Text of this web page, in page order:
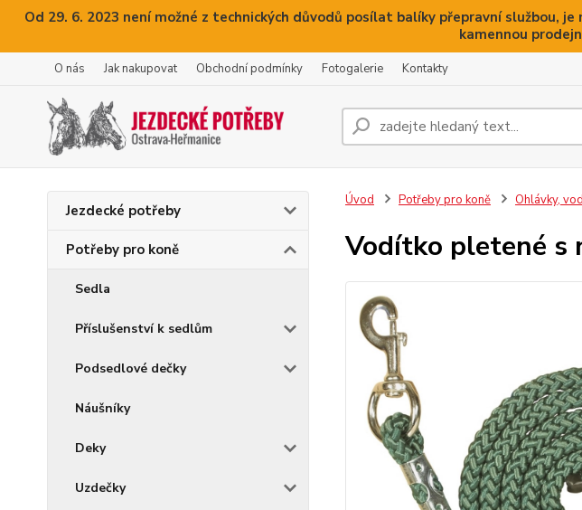
Od 29. 6. 2023 není možné z technických důvodů posílat balíky přepravní službou,
kamennou
O nás Jak nakupovat Obchodní podmínky Fotogalerie Kontakty
Jezdecké potřeby
Potřeby pro koně
Sedla
Příslušenství k sedlům
Podsedlové dečky
Náušníky
Deky
Uzdečky
Úvod Potřeby pro koně Ohlávky,
Vodítko pletené s